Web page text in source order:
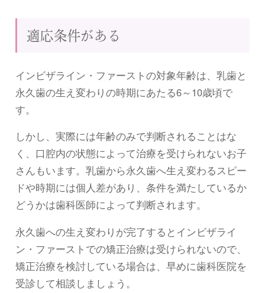
適応条件がある
インビザライン・ファーストの対象年齢は、乳歯と
永久歯の生え変わりの時期にあたる6～10歳頃で
す。
しかし、実際には年齢のみで判断されることはな
く、口腔内の状態によって治療を受けられないお子
さんもいます。乳歯から永久歯へ生え変わるスピー
ドや時期には個人差があり、条件を満たしているか
どうかは歯科医師によって判断されます。
永久歯への生え変わりが完了するとインビザライ
ン・ファーストでの矯正治療は受けられないので、
矯正治療を検討している場合は、早めに歯科医院を
受診して相談しましょう。